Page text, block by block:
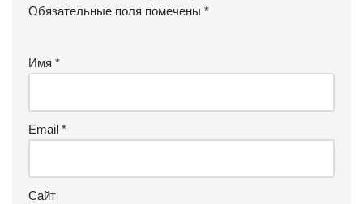
Обязательные поля помечены *
Имя *
Email *
Сайт